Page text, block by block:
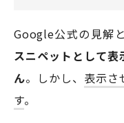
会社概要プライバ
©2026 More Field
Google公式の見解
スニペットとして
ん。しかし、 表示さ
す。